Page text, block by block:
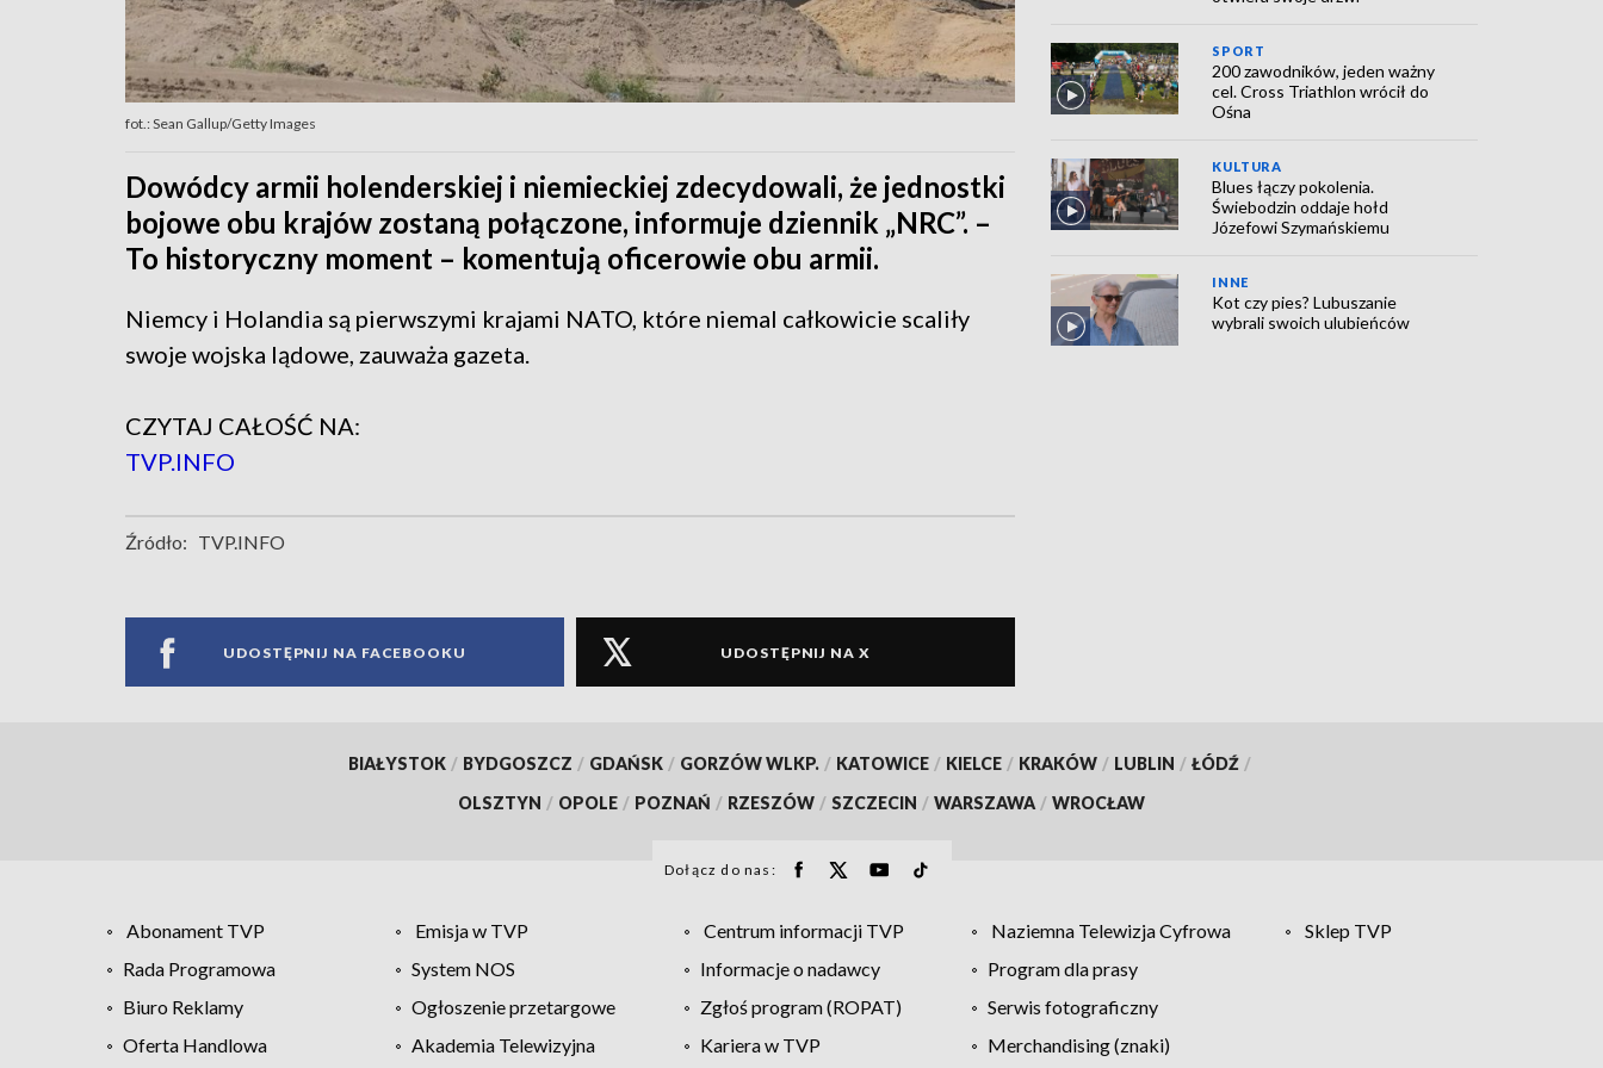
fot.: Sean Gallup/Getty Images
Dowódcy armii holenderskiej i niemieckiej zdecydowali, że jednostki
bojowe obu krajów zostaną połączone, informuje dziennik „NRC”. –
To historyczny moment – komentują oficerowie obu armii.
Niemcy i Holandia są pierwszymi krajami NATO, które niemal całkowicie scaliły
swoje wojska lądowe, zauważa gazeta.
CZYTAJ CAŁOŚĆ NA:
TVP.INFO
Źródło: TVP.INFO
UDOSTĘPNIJ NA FACEBOOKU UDOSTĘPNIJ NA X
SPORT
200 zawodników, jeden ważny
cel. Cross Triathlon wrócił do
Ośna
KULTURA
Blues łączy pokolenia.
Świebodzin oddaje hołd
Józefowi Szymańskiemu
INNE
Kot czy pies? Lubuszanie
wybrali swoich ulubieńców
BIAŁYSTOK / BYDGOSZCZ / GDAŃSK / GORZÓW WLKP. / KATOWICE / KIELCE / KRAKÓW / LUBLIN / ŁÓDŹ /
OLSZTYN / OPOLE / POZNAŃ / RZESZÓW / SZCZECIN / WARSZAWA / WROCŁAW
Dołącz do nas:
Abonament TVP Emisja w TVP Centrum informacji TVP Naziemna Telewizja Cyfrowa
Sklep TVP
Rada Programowa
System NOS Informacje o nadawcy
Program dla prasy
Biuro Reklamy
Ogłoszenie przetargowe Zgłoś program (ROPAT)
Serwis fotograficzny
Oferta Handlowa
Akademia Telewizyjna Kariera w TVP Merchandising (znaki)